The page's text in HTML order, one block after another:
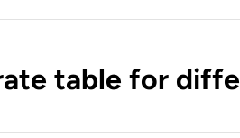
table for